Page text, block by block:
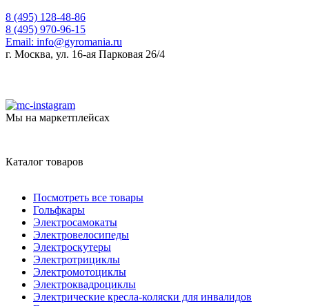
8 (495) 128-48-86
8 (495) 970-96-15
Email: info@gyromania.ru
г. Москва, ул. 16-ая Парковая 26/4
Мы на маркетплейсах
Каталог товаров
Посмотреть все товары
Гольфкары
Электросамокаты
Электровелосипеды
Электроскутеры
Электротрициклы
Электромотоциклы
Электроквадроциклы
Электрические кресла-коляски для инвалидов